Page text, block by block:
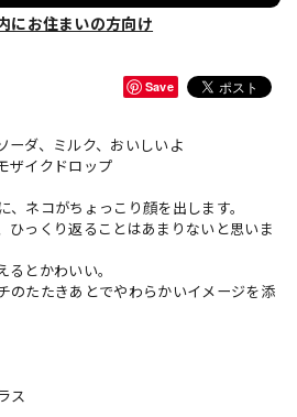
にお住まいの方向け
Save
ーダ、ミルク、おいしいよ
ザイクドロップ
、ネコがちょっこり顔を出します。
ひっくり返ることはあまりないと思いま
るとかわいい。
のたたきあとでやわらかいイメージを添
ス